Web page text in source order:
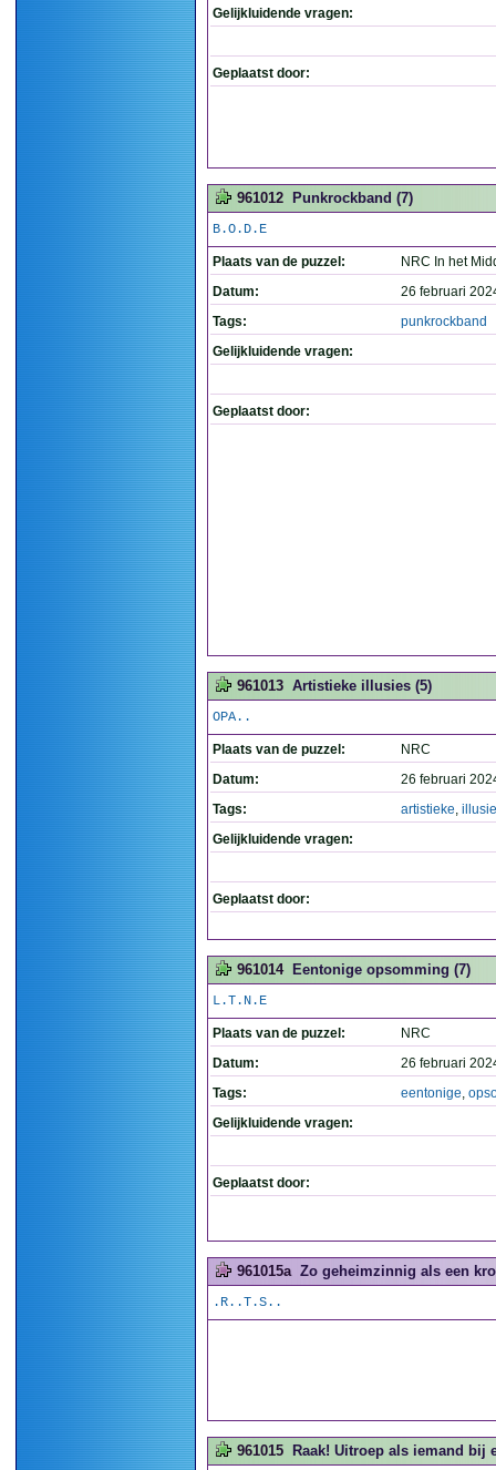
Gelijkluidende vragen:
Geplaatst door:
961012 Punkrockband (7)
B.O.D.E
Plaats van de puzzel:
NRC In het
Datum:
26 februari
Tags:
punkrockband
Gelijkluidende vragen:
Geplaatst door:
961013 Artistieke illusies (5)
OPA..
Plaats van de puzzel:
NRC
Datum:
26 februari
Tags:
artistieke,
Gelijkluidende vragen:
Geplaatst door:
961014 Eentonige opsomming (7)
L.T.N.E
Plaats van de puzzel:
NRC
Datum:
26 februari
Tags:
eentonige,
Gelijkluidende vragen:
Geplaatst door:
961015a Zo geheimzinnig als een
.R..T.S..
961015 Raak! Uitroep als iemand bij